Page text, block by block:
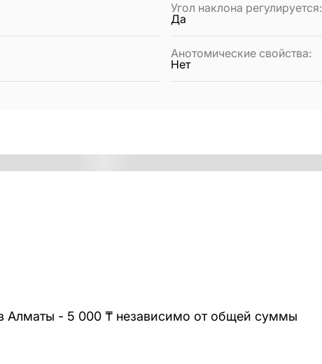
Угол наклона регулируется:
Да
Анотомические свойства:
Нет
Алматы - 5 000 ₸ независимо от общей суммы